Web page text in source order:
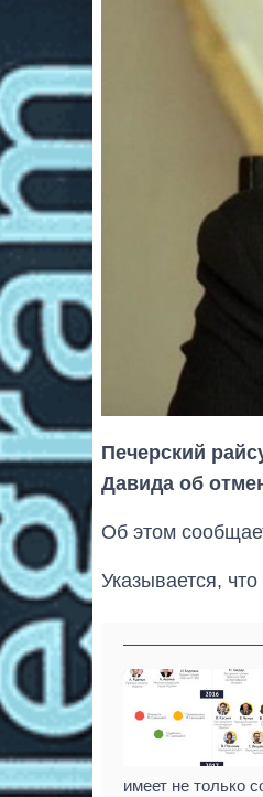
Печерский
Давида об
Об этом
Указывается,
имеет не только